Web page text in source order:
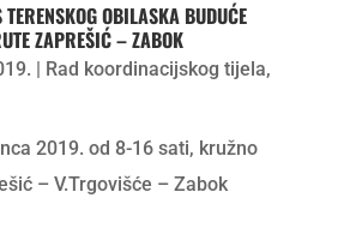
OBILASKA BUDUĆE
ZAPREŠIĆ – ZABOK
Rad koordinacijskog tijela,
2019. od 8-16 sati, kružno
– V.Trgovišće – Zabok